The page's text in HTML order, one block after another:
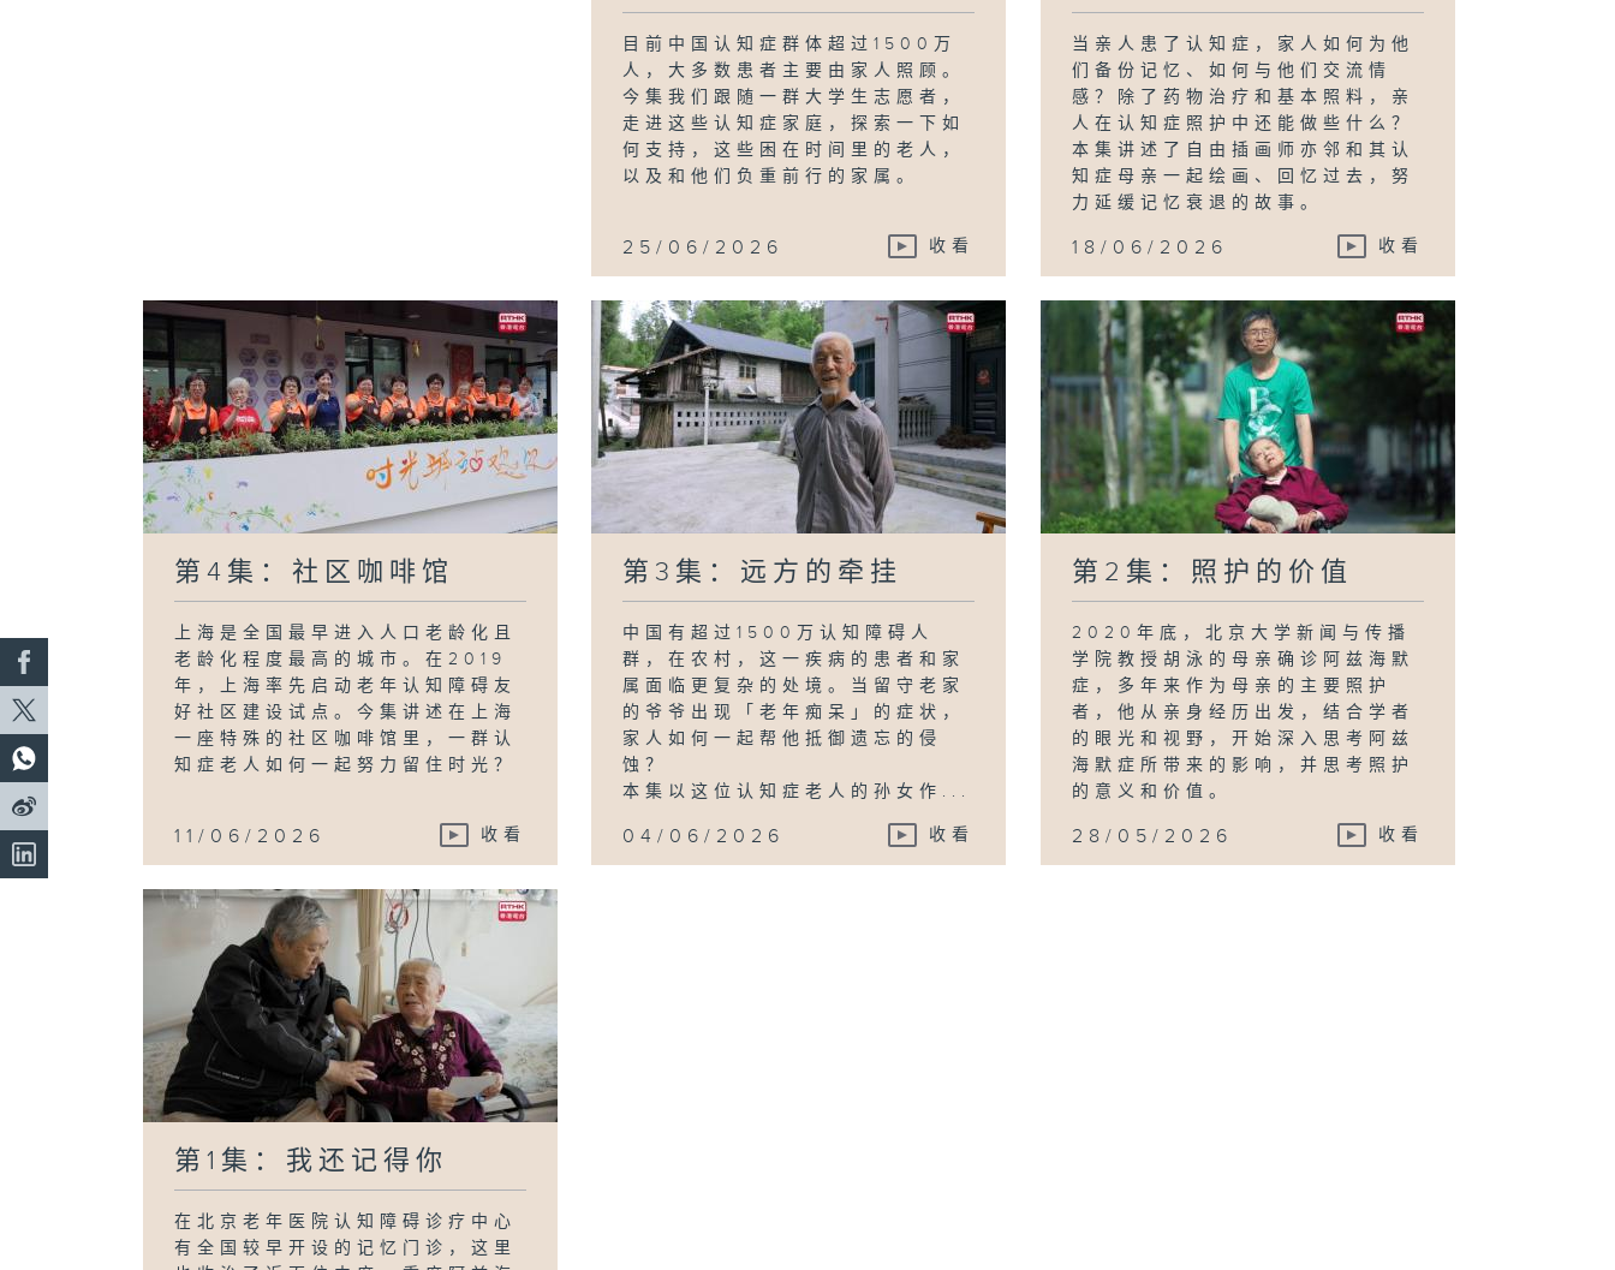
目前中国认知症群体超过1500万
人，大多数患者主要由家人照顾。
今集我们跟随一群大学生志愿者，
走进这些认知症家庭，探索一下如
何支持，这些困在时间里的老人，
以及和他们负重前行的家属。
25/06/2026 收看
当亲人患了认知症，家人如何为他
们备份记忆、如何与他们交流情
感？除了药物治疗和基本照料，亲
人在认知症照护中还能做些什么？
本集讲述了自由插画师亦邻和其认
知症母亲一起绘画、回忆过去，努
力延缓记忆衰退的故事。
18/06/2026 收看
第4集：社区咖啡馆
上海是全国最早进入人口老龄化且
老龄化程度最高的城市。在2019
年，上海率先启动老年认知障碍友
好社区建设试点。今集讲述在上海
一座特殊的社区咖啡馆里，一群认
知症老人如何一起努力留住时光？
11/06/2026 收看
第3集：远方的牵挂
中国有超过1500万认知障碍人
群，在农村，这一疾病的患者和家
属面临更复杂的处境。当留守老家
的爷爷出现「老年痴呆」的症状，
家人如何一起帮他抵御遗忘的侵
蚀？
本集以这位认知症老人的孙女作...
04/06/2026 收看
第2集：照护的价值
2020年底，北京大学新闻与传播
学院教授胡泳的母亲确诊阿兹海默
症，多年来作为母亲的主要照护
者，他从亲身经历出发，结合学者
的眼光和视野，开始深入思考阿兹
海默症所带来的影响，并思考照护
的意义和价值。
28/05/2026 收看
第1集：我还记得你
在北京老年医院认知障碍诊疗中心
有全国较早开设的记忆门诊，这里